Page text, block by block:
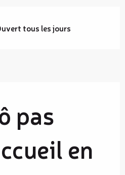
tous les jours
pas
en